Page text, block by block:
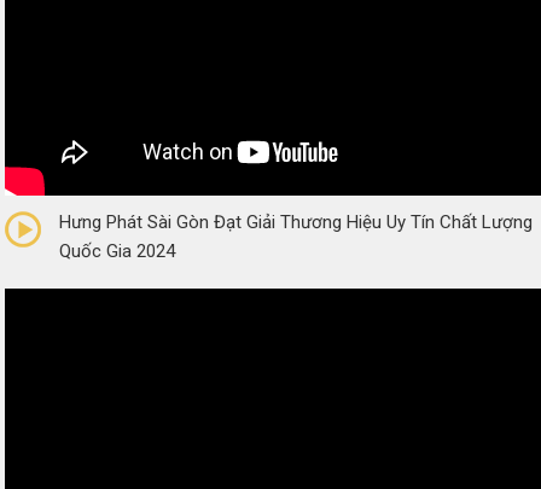
(0 Reviews)
Hưng Phát Sài Gòn Đạt Giải Thương Hiệu Uy Tín Chất Lượng
Quốc Gia 2024